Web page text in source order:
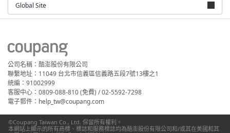
Global Site
公司名稱：酷澎股份有限公司
聯繫地址：11049 台北市信義區信義路五段7號13樓之1
統編：91002999
客服中心：0809-088-810 (免費) / 02-5592-7298
電子郵件：help_tw@coupang.com
©Coupang Taiwan Co., Ltd. 保留所有權利。
本網站上顯示的所有商標、標誌和服務標誌均為酷澎股份有限公司和/或其在美國和其